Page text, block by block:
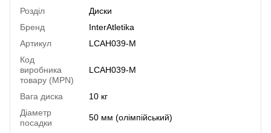
Розділ
Диски
Бренд
InterAtletika
Артикул
LCAH039-M
Код
виробника
товару (MPN)
LCAH039-M
Вага диска
10 кг
Діаметр
посадки
50 мм (олімпійський)